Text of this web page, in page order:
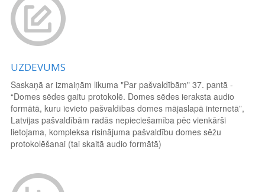
UZDEVUMS
Saskaņā ar izmaiņām likuma "Par pašvaldībām" 37. pantā -
“Domes sēdes gaitu protokolē. Domes sēdes ieraksta audio
formātā, kuru ievieto pašvaldības domes mājaslapā internetā”,
Latvijas pašvaldībām radās nepieciešamība pēc vienkārši
lietojama, kompleksa risinājuma pašvaldību domes sēžu
protokolēšanai (tai skaitā audio formātā)